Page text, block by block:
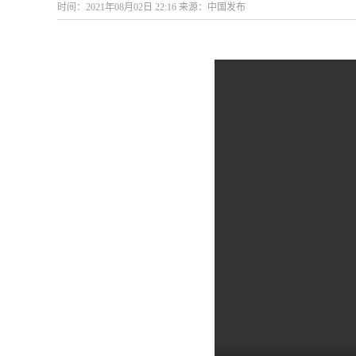
时间：2021年08月02日 22:16 来源：中国发布